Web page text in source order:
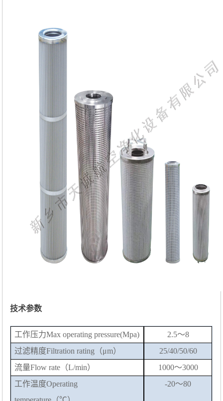
技术参数
工作压力Max operating pressure(Mpa)
2.5～8
过滤精度Filtration rating （μm）
25/40/50/60
流量Flow rate（L/min）
1000～3000
工作温度Operating
-20～80